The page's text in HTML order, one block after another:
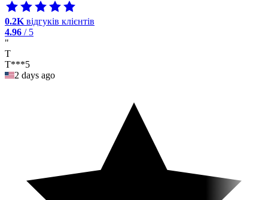
0.2K відгуків клієнтів
4.96 / 5
"
T
T***5
2 days ago